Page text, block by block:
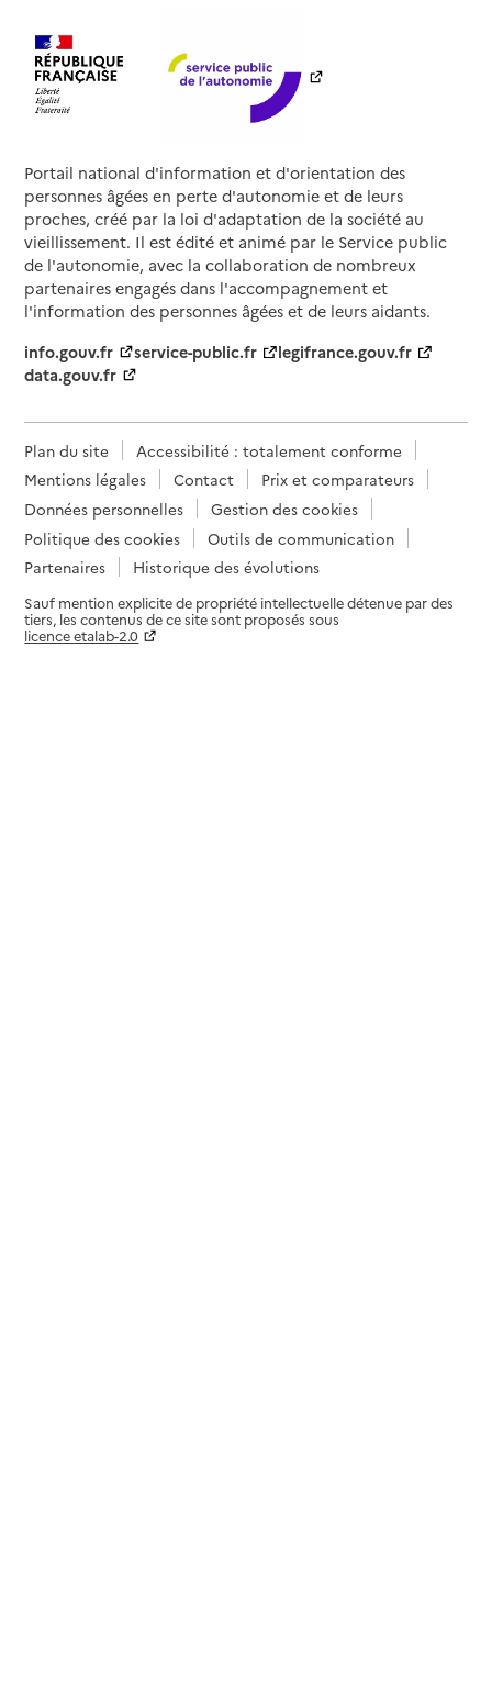
Portail national d'information et d'orientation des
personnes âgées en perte d'autonomie et de leurs
proches, créé par la loi d'adaptation de la société au
vieillissement. Il est édité et animé par le Service public
de l'autonomie, avec la collaboration de nombreux
partenaires engagés dans l'accompagnement et
l'information des personnes âgées et de leurs aidants.
info.gouv.fr
service-public.fr
legifrance.gouv.fr
data.gouv.fr
Plan du site
Accessibilité : totalement conforme
Mentions légales
Contact
Prix et comparateurs
Données personnelles
Gestion des cookies
Politique des cookies
Outils de communication
Partenaires
Historique des évolutions
Sauf mention explicite de propriété intellectuelle détenue par des
tiers, les contenus de ce site sont proposés sous
licence etalab-2.0